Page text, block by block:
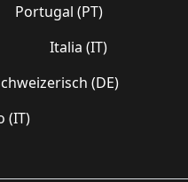
Portugal (PT)
Italia (IT)
(DE)
(IT)